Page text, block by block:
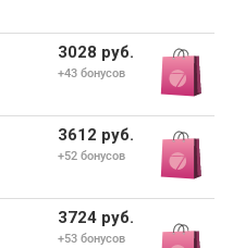
3028 руб.
+43 бонусов
3612 руб.
+52 бонусов
3724 руб.
+53 бонусов